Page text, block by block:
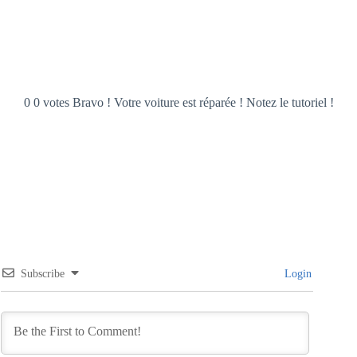
0 0 votes Bravo ! Votre voiture est réparée ! Notez le tutoriel !
Subscribe Login